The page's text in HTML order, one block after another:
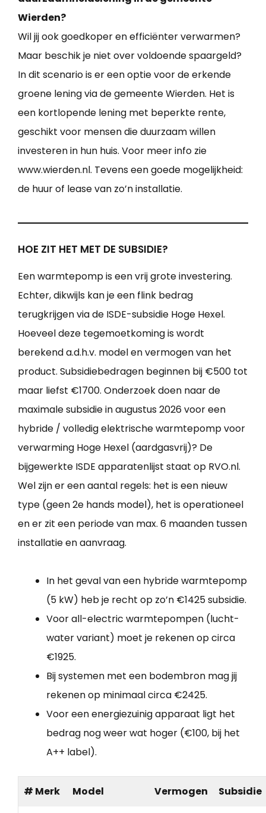
Wierden?
Wil jij ook goedkoper en efficiënter verwarmen?
Maar beschik je niet over voldoende spaargeld?
In dit scenario is er een optie voor de erkende
groene lening via de gemeente Wierden. Het is
een kortlopende lening met beperkte rente,
geschikt voor mensen die duurzaam willen
investeren in hun huis. Voor meer info zie
www.wierden.nl. Tevens een goede mogelijkheid:
de huur of lease van zo’n installatie.
HOE ZIT HET MET DE SUBSIDIE?
Een warmtepomp is een vrij grote investering.
Echter, dikwijls kan je een flink bedrag
terugkrijgen via de ISDE-subsidie Hoge Hexel.
Hoeveel deze tegemoetkoming is wordt
berekend a.d.h.v. model en vermogen van het
product. Subsidiebedragen beginnen bij €500 tot
maar liefst €1700. Onderzoek doen naar de
maximale subsidie in augustus 2026 voor een
hybride / volledig elektrische warmtepomp voor
verwarming Hoge Hexel (aardgasvrij)? De
bijgewerkte ISDE apparatenlijst staat op RVO.nl.
Wel zijn er een aantal regels: het is een nieuw
type (geen 2e hands model), het is operationeel
en er zit een periode van max. 6 maanden tussen
installatie en aanvraag.
In het geval van een hybride warmtepomp
(5 kW) heb je recht op zo’n €1425 subsidie.
Voor all-electric warmtepompen (lucht-
water variant) moet je rekenen op circa
€1925.
Bij systemen met een bodembron mag jij
rekenen op minimaal circa €2425.
Voor een energiezuinig apparaat ligt het
bedrag nog weer wat hoger (€100, bij het
A++ label).
# Merk Model Vermogen Subsidie